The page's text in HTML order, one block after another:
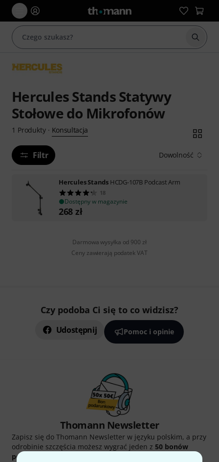
Hercules Stands Statywy
Stołowe do Mikrofonów
1 Produkty· Konsultacja
Filtr Dowolność
Hercules Stands HCDG-107B Podcast Arm
18
Dostępny w magazynie
268 zł
Darmowa wysyłka od 900 zł
Ceny zawierają podatek VAT
Czy podoba Ci się to co widzisz?
Udostępnij Pomoc i opinie
Thomann Newsletter
Zapisz się do Thomann Newsletter w języku polskim, a przy
odrobinie szczęścia możesz wygrać jeden z 50 bonów
podarunkowych